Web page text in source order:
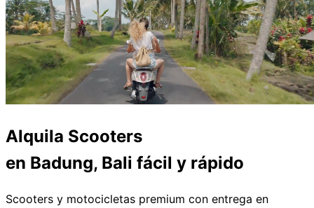
Alquila Scooters
en Badung, Bali fácil y rápido
Scooters y motocicletas premium con entrega en